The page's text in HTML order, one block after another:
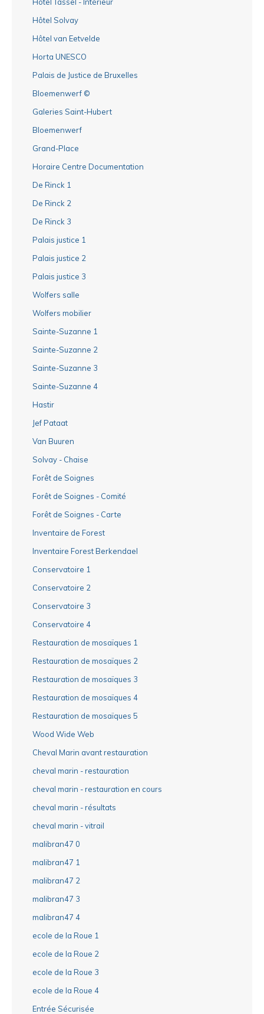
Hôtel Solvay
Hôtel van Eetvelde
Horta UNESCO
Palais de Justice de Bruxelles
Bloemenwerf ©
Galeries Saint-Hubert
Bloemenwerf
Grand-Place
Horaire Centre Documentation
De Rinck 1
De Rinck 2
De Rinck 3
Palais justice 1
Palais justice 2
Palais justice 3
Wolfers salle
Wolfers mobilier
Sainte-Suzanne 1
Sainte-Suzanne 2
Sainte-Suzanne 3
Sainte-Suzanne 4
Hastir
Jef Pataat
Van Buuren
Solvay - Chaise
Forêt de Soignes
Forêt de Soignes - Comité
Forêt de Soignes - Carte
Inventaire de Forest
Inventaire Forest Berkendael
Conservatoire 1
Conservatoire 2
Conservatoire 3
Conservatoire 4
Restauration de mosaïques 1
Restauration de mosaïques 2
Restauration de mosaïques 3
Restauration de mosaïques 4
Restauration de mosaïques 5
Wood Wide Web
Cheval Marin avant restauration
cheval marin - restauration
cheval marin - restauration en cours
cheval marin - résultats
cheval marin - vitrail
malibran47 0
malibran47 1
malibran47 2
malibran47 3
malibran47 4
ecole de la Roue 1
ecole de la Roue 2
ecole de la Roue 3
ecole de la Roue 4
Entrée Sécurisée